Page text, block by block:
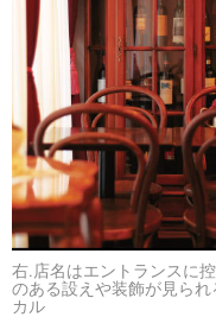
右.店名はエントランスに
のある設えや装飾が見ら
カル